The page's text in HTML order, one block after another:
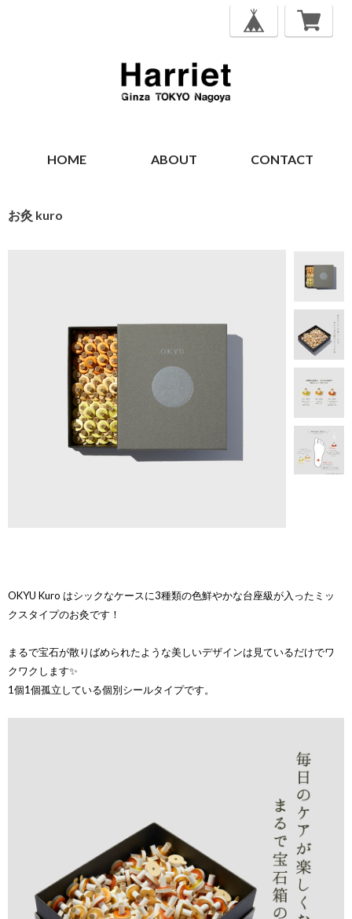
HOME ABOUT CONTACT
お灸 kuro
OKYU Kuro はシックなケースに3種類の色鮮やかな台座級が入ったミッ
クスタイプのお灸です！
まるで宝石が散りばめられたような美しいデザインは見ているだけでワ
クワクします✨
1個1個孤立している個別シールタイプです。